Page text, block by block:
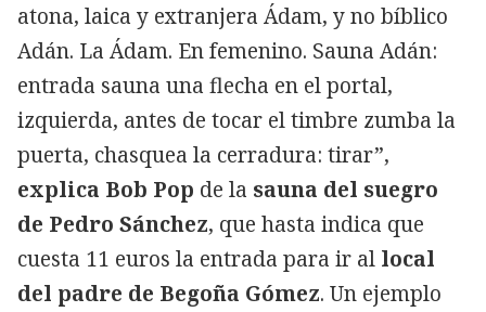
atona, laica y extranjera Ádam, y no bíblico
Adán. La Ádam. En femenino. Sauna Adán:
entrada sauna una flecha en el portal,
izquierda, antes de tocar el timbre zumba la
puerta, chasquea la cerradura: tirar”,
explica Bob Pop de la sauna del suegro
de Pedro Sánchez, que hasta indica que
cuesta 11 euros la entrada para ir al local
del padre de Begoña Gómez. Un ejemplo